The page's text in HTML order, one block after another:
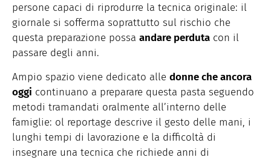
persone capaci di riprodurre la tecnica originale: il
giornale si sofferma soprattutto sul rischio che
questa preparazione possa andare perduta con il
passare degli anni.
Ampio spazio viene dedicato alle donne che ancora
oggi continuano a preparare questa pasta seguendo
metodi tramandati oralmente all’interno delle
famiglie: ol reportage descrive il gesto delle mani, i
lunghi tempi di lavorazione e la difficoltà di
insegnare una tecnica che richiede anni di